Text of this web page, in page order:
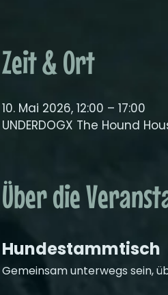
Zeit & Ort
10. Mai 2026, 12:00 – 17:00
UNDERDOGX The Hound
Über die
Hundestammtisch
Gemeinsam unterwegs sein,